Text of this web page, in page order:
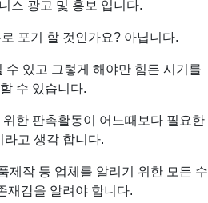
스 광고 및 홍보 입니다.
포기 할 것인가요? 아닙니다.
수 있고 그렇게 해야만 힘든 시기를
수 있습니다.
한 판촉활동이 어느때보다 필요한
라고 생각 합니다.
제작 등 업체를 알리기 위한 모든 수
재감을 알려야 합니다.